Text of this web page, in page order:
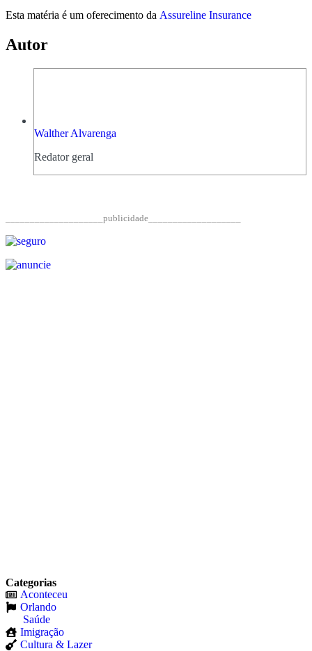
Esta matéria é um oferecimento da Assureline Insurance
Autor
Walther Alvarenga
Redator geral
____________________publicidade___________________
Categorias
Aconteceu
Orlando
Saúde
Imigração
Cultura & Lazer